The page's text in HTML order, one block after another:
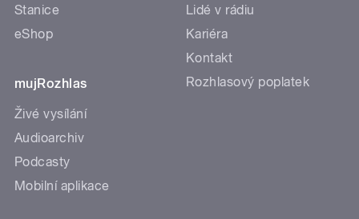
Stanice
eShop
mujRozhlas
Živé vysílání
Audioarchiv
Podcasty
Mobilní aplikace
Lidé v rádiu
Kariéra
Kontakt
Rozhlasový poplatek